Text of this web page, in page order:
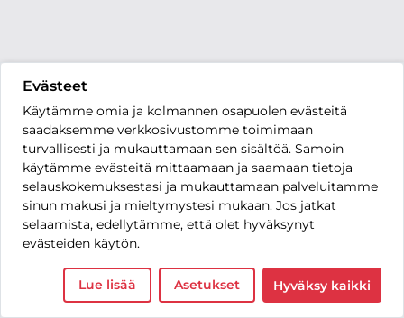
Evästeet
Käytämme omia ja kolmannen osapuolen evästeitä
saadaksemme verkkosivustomme toimimaan
turvallisesti ja mukauttamaan sen sisältöä. Samoin
käytämme evästeitä mittaamaan ja saamaan tietoja
selauskokemuksestasi ja mukauttamaan palveluitamme
sinun makusi ja mieltymystesi mukaan. Jos jatkat
selaamista, edellytämme, että olet hyväksynyt
evästeiden käytön.
Lue lisää Asetukset Hyväksy kaikki